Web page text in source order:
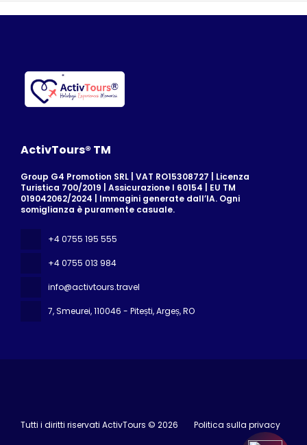
ActivTours® TM
Group G4 Promotion SRL | VAT RO15308727 | Licenza
Turistica 700/2019 | Assicurazione I 60154 | EU TM
019042062/2024 | Immagini generate dall’IA. Ogni
somiglianza è puramente casuale.
+4 0755 195 555
+4 0755 013 984
info@activtours.travel
7, Smeurei, 110046 - Pitești, Argeș, RO
Tutti i diritti riservati ActivTours © 2026 Politica sulla privacy